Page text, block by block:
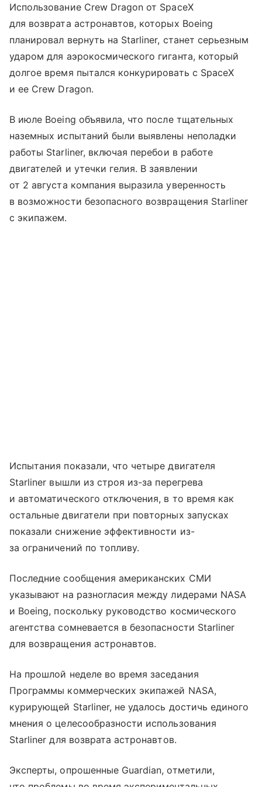
Использование Crew Dragon от SpaceX
для возврата астронавтов, которых Boeing
планировал вернуть на Starliner, станет серьезным
ударом для аэрокосмического гиганта, который
долгое время пытался конкурировать с SpaceX
и ее Crew Dragon.
В июле Boeing объявила, что после тщательных
наземных испытаний были выявлены неполадки
работы Starliner, включая перебои в работе
двигателей и утечки гелия. В заявлении
от 2 августа компания выразила уверенность
в возможности безопасного возвращения Starliner
с экипажем.
Испытания показали, что четыре двигателя
Starliner вышли из строя из-за перегрева
и автоматического отключения, в то время как
остальные двигатели при повторных запусках
показали снижение эффективности из-
за ограничений по топливу.
Последние сообщения американских СМИ
указывают на разногласия между лидерами NASA
и Boeing, поскольку руководство космического
агентства сомневается в безопасности Starliner
для возвращения астронавтов.
На прошлой неделе во время заседания
Программы коммерческих экипажей NASA,
курирующей Starliner, не удалось достичь единого
мнения о целесообразности использования
Starliner для возврата астронавтов.
Эксперты, опрошенные Guardian, отметили,